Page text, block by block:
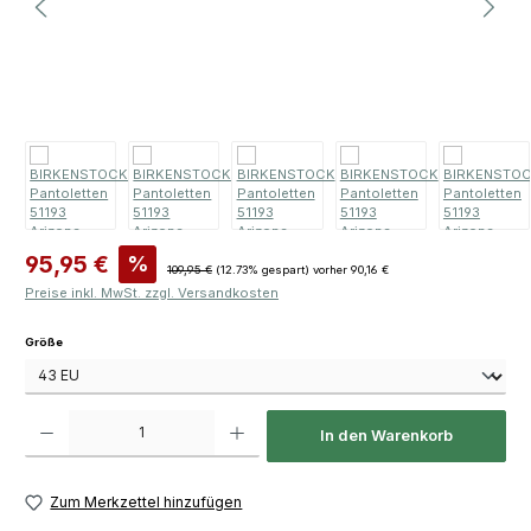
Verkaufspreis:
95,95 € % Regulärer Preis:
109,95 € (12.73% gespart) vorher 90,16 €
Preise inkl. MwSt. zzgl. Versandkosten
Größeauswählen
In den Warenkorb
Zum Merkzettel hinzufügen